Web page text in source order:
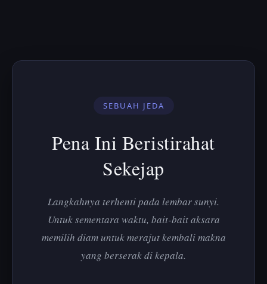
SEBUAH JEDA
Pena Ini Beristirahat
Sekejap
Langkahnya terhenti pada lembar sunyi.
Untuk sementara waktu, bait-bait aksara
memilih diam untuk merajut kembali makna
yang berserak di kepala.